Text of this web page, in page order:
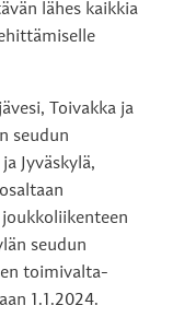
lähes kaikkia
Toivakka ja
seudun
Jyväskylä,
seudun
toimivalta-
1.1.2024.